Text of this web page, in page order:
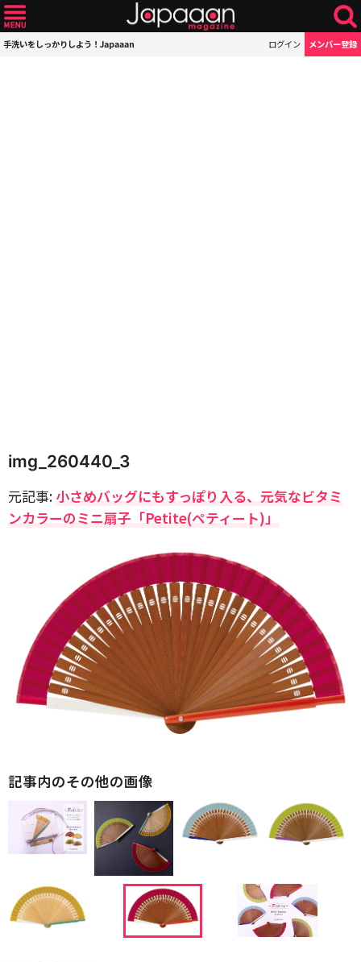
手洗いをしっかりしよう！Japaaan ログイン メンバー登録
img_260440_3
元記事: 小さめバッグにもすっぽり入る、元気なビタミ
ンカラーのミニ扇子「Petite(ペティート)」
記事内のその他の画像